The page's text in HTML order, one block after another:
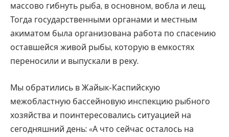
массово гибнуть рыба, в основном, вобла и лещ.
Тогда государственными органами и местным
акиматом была организована работа по спасению
оставшейся живой рыбы, которую в емкостях
переносили и выпускали в реку.
Мы обратились в Жайык-Каспийскую
межобластную бассейновую инспекцию рыбного
хозяйства и поинтересовались ситуацией на
сегодняшний день: «А что сейчас осталось на